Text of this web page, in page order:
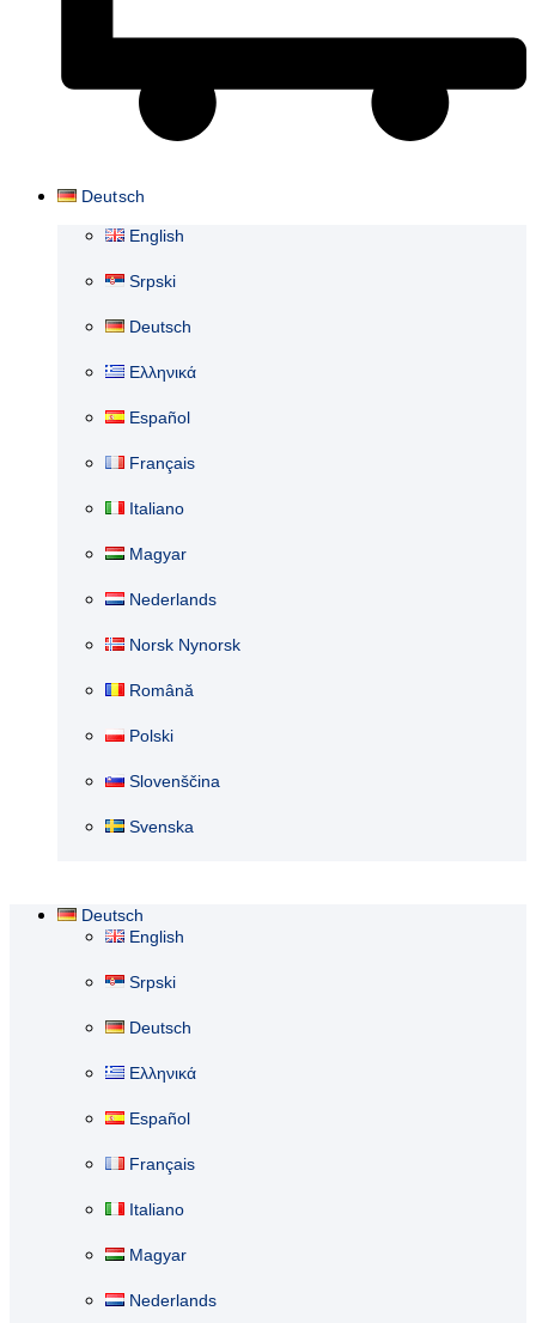
Deutsch
English
Srpski
Deutsch
Ελληνικά
Español
Français
Italiano
Magyar
Nederlands
Norsk Nynorsk
Română
Polski
Slovenščina
Svenska
Deutsch
English
Srpski
Deutsch
Ελληνικά
Español
Français
Italiano
Magyar
Nederlands